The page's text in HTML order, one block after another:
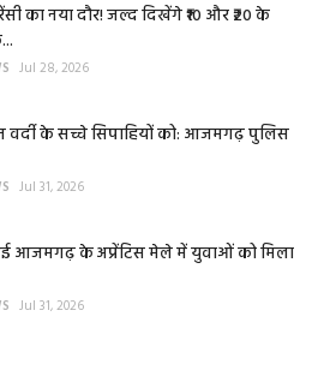
का नया दौर! जल्द दिखेंगे ₹10 और ₹20 के
Jul 28, 2026
वर्दी के सच्चे सिपाहियों को: आजमगढ़ पुलिस
Jul 31, 2026
आजमगढ़ के अप्रेंटिस मेले में युवाओं को मिला
Jul 31, 2026